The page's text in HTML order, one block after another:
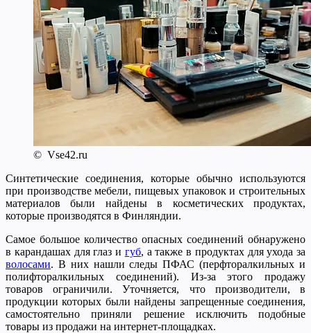
© Vse42.ru
Синтетические соединения, которые обычно используются
при производстве мебели, пищевых упаковок и строительных
материалов были найдены в косметических продуктах,
которые производятся в Финляндии.
Самое большое количество опасных соединений обнаружено
в карандашах для глаз и губ, а также в продуктах для ухода за
волосами. В них нашли следы ПФАС (перфторалкильных и
полифторалкильных соединений). Из-за этого продажу
товаров ограничили. Уточняется, что производители, в
продукции которых были найдены запрещенные соединения,
самостоятельно приняли решение исключить подобные
товары из продажи на интернет-площадках.